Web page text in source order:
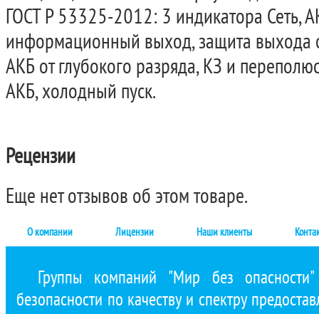
ГОСТ Р 53325-2012: 3 индикатора Сеть,
информационный выход, защита выхода
АКБ от глубокого разряда, КЗ и
АКБ, холодный пуск.
Рецензии
Еще нет отзывов об этом товаре.
О компании Лицензии Наши клиенты
Группы компаний "Мир без
безопасности по качеству и спектру